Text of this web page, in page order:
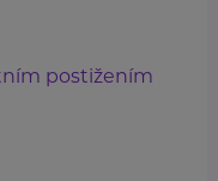
postižením